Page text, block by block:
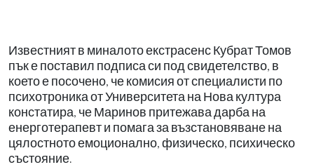
Известният в миналото екстрасенс Кубрат Томов
пък е поставил подписа си под свидетелство, в
което е посочено, че комисия от специалисти по
психотроника от Университета на Нова култура
констатира, че Маринов притежава дарба на
енерготерапевт и помага за възстановяване на
цялостното емоционално, физическо, психическо
състояние.